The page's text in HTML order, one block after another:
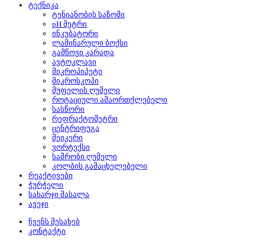
ტექნიკა
ტენიანობის საზომი
pH მეტრი
ინკუბატორი
ლამინარული ბოქსი
გამწოვი კარადა
ავტოკლავი
მიკროპიპეტი
მიკროსკოპი
მუფელის ღუმელი
როტაციული ამაორთქლებელი
სასწორი
რეფრაქტომეტრი
ცენტრიფუგა
შეიკერი
ვორტექსი
საშრობი ღუმელი
კოლბის გამაცხელებელი
რეაქტივები
ჭურჭელი
სახარჯი მასალა
ავეჯი
ჩვენს შესახებ
კონტაქტი